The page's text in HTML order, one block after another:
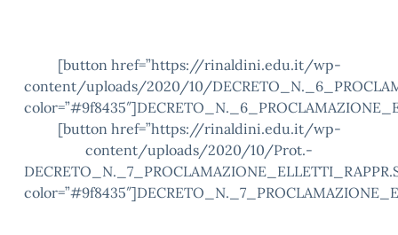
[button href=”https://rinaldini.edu.it/wp-
content/uploads/2020/10/
[button href=”https://rinaldini.edu.it/wp-
content/uploads/2020/10/Prot.-